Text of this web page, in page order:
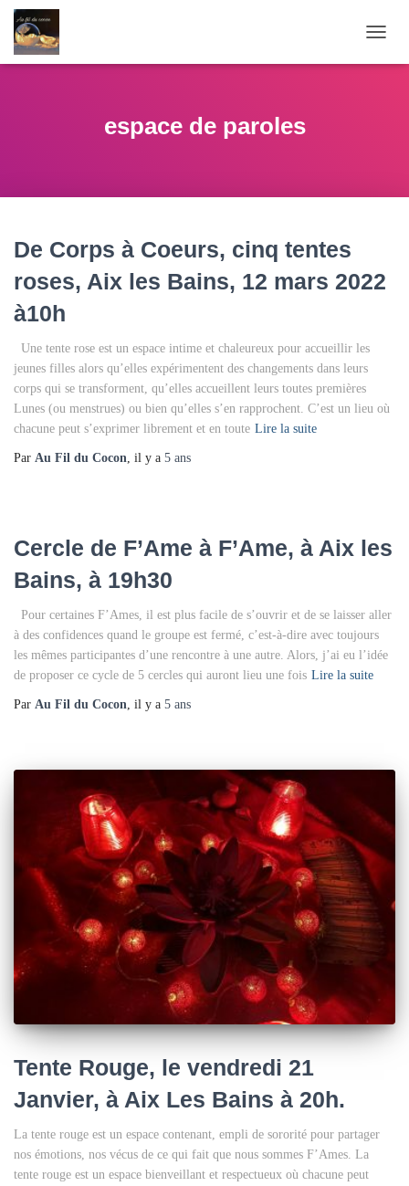
LA
espace de paroles
De Corps à Coeurs, cinq tentes
roses, Aix les Bains, 12 mars 2022
à10h
Une tente rose est un espace intime et chaleureux pour accueillir les
jeunes filles alors qu’elles expérimentent des changements dans leurs
corps qui se transforment, qu’elles accueillent leurs toutes premières
Lunes (ou menstrues) ou bien qu’elles s’en rapprochent. C’est un lieu où
chacune peut s’exprimer librement et en toute Lire la suite
Par Au Fil du Cocon, il y a 5 ans
Cercle de F’Ame à F’Ame, à Aix les
Bains, à 19h30
Pour certaines F’Ames, il est plus facile de s’ouvrir et de se laisser aller
à des confidences quand le groupe est fermé, c’est-à-dire avec toujours
les mêmes participantes d’une rencontre à une autre. Alors, j’ai eu l’idée
de proposer ce cycle de 5 cercles qui auront lieu une fois Lire la suite
Par Au Fil du Cocon, il y a 5 ans
Tente Rouge, le vendredi 21
Janvier, à Aix Les Bains à 20h.
La tente rouge est un espace contenant, empli de sororité pour partager
nos émotions, nos vécus de ce qui fait que nous sommes F’Ames. La
tente rouge est un espace bienveillant et respectueux où chacune peut